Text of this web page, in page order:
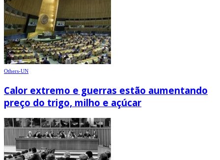
Others-UN
Calor extremo e guerras estão aumentando
preço do trigo, milho e açúcar